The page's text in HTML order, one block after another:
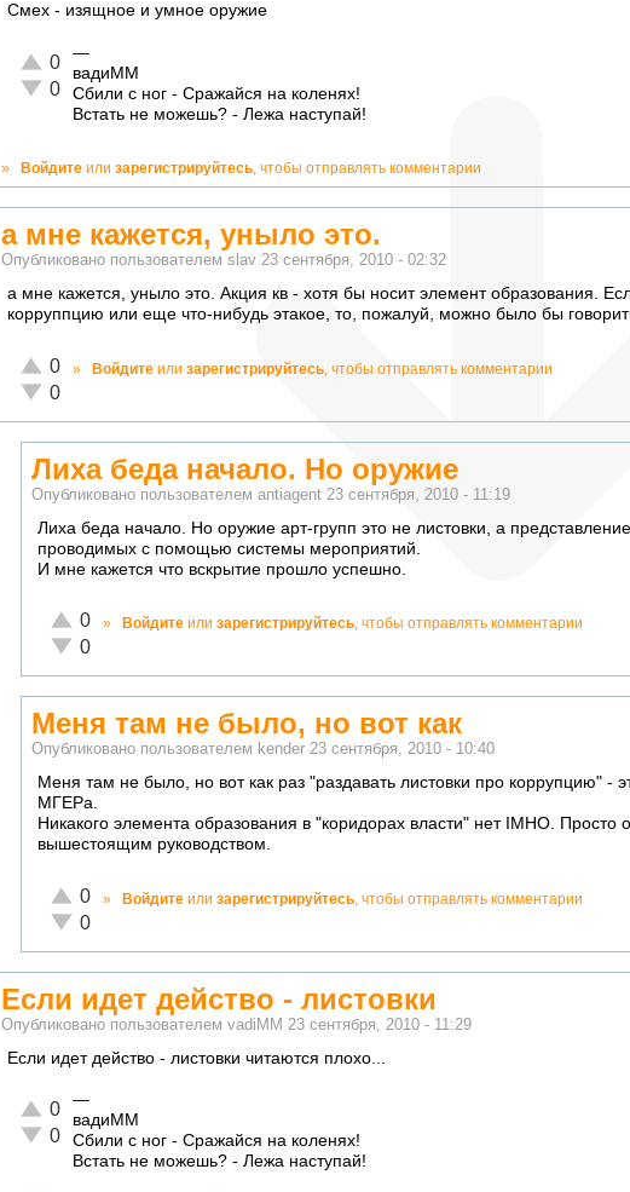
Смех - изящное и умное оружие
Отлично!
0
Неадекватно!
0
—
вадиММ
Сбили с ног - Сражайся на коленях!
Встать не можешь? - Лежа наступай!
» Войдите или зарегистрируйтесь, чтобы отправлять комментарии
а мне кажется, уныло это.
Опубликовано пользователем slav 23 сентября, 2010 - 02:32
а мне кажется, уныло это. Акция кв - хотя бы носит элемент образования.
корруппцию или еще что-нибудь этакое, то, пожалуй, можно было бы
Отлично!
0
Неадекватно!
0
» Войдите или зарегистрируйтесь , чтобы отправлять комментарии
Лиха беда начало. Но оружие
Опубликовано пользователем antiagent 23 сентября, 2010 - 11:19
Лиха беда начало. Но оружие арт-групп это не листовки, а
проводимых с помощью системы мероприятий.
И мне кажется что вскрытие прошло успешно.
Отлично!
0
Неадекватно!
0
» Войдите или зарегистрируйтесь, чтобы отправлять комментарии
Меня там не было, но вот как
Опубликовано пользователем kender 23 сентября, 2010 - 10:40
Меня там не было, но вот как раз "раздавать листовки про коррупцию" -
МГЕРа.
Никакого элемента образования в "коридорах власти" нет IMHO. Просто
вышестоящим руководством.
Отлично!
0
Неадекватно!
0
» Войдите или зарегистрируйтесь , чтобы отправлять комментарии
Если идет действо - листовки
Опубликовано пользователем vadiMM 23 сентября, 2010 - 11:29
Если идет действо - листовки читаются плохо...
Отлично!
0
Неадекватно!
0
—
вадиММ
Сбили с ног - Сражайся на коленях!
Встать не можешь? - Лежа наступай!